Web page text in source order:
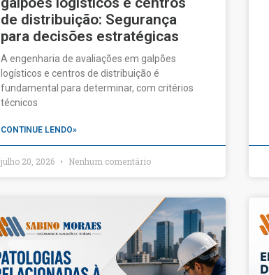
de distribuição: Segurança
para decisões estratégicas
A engenharia de avaliações em galpões
logísticos e centros de distribuição é
fundamental para determinar, com critérios
técnicos
CONTINUE LENDO»
julho 20, 2026 Nenhum comentário